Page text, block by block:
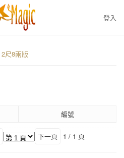
登入
2尺8兩版
編號
下一頁 1 / 1 頁